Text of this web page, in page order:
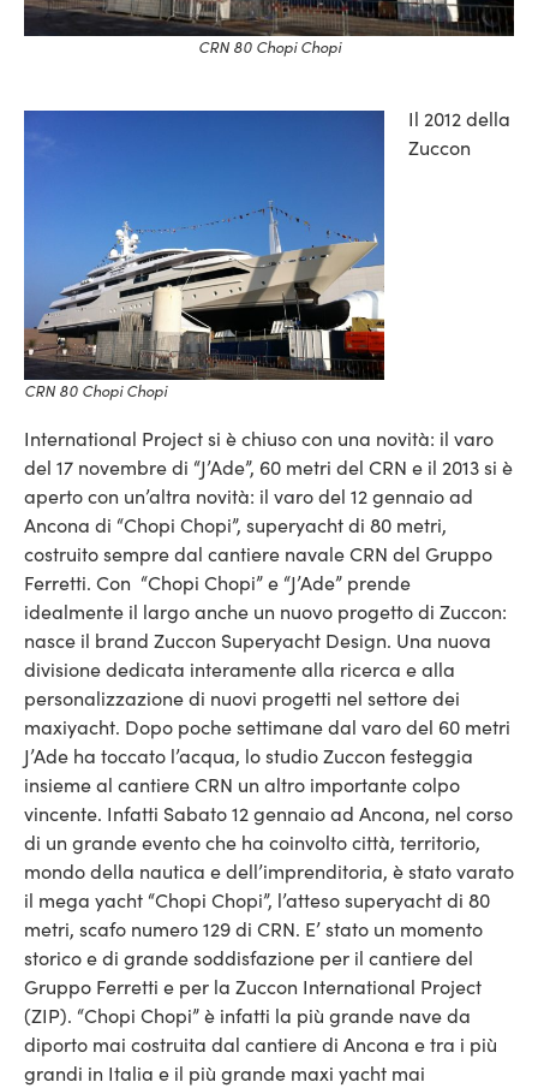
CRN 80 Chopi Chopi
CRN 80 Chopi Chopi
Il 2012 della
Zuccon
International Project si è chiuso con una novità: il varo
del 17 novembre di “J’Ade”, 60 metri del CRN e il 2013 si è
aperto con un’altra novità: il varo del 12 gennaio ad
Ancona di “Chopi Chopi”, superyacht di 80 metri,
costruito sempre dal cantiere navale CRN del Gruppo
Ferretti. Con “Chopi Chopi” e “J’Ade” prende
idealmente il largo anche un nuovo progetto di Zuccon:
nasce il brand Zuccon Superyacht Design. Una nuova
divisione dedicata interamente alla ricerca e alla
personalizzazione di nuovi progetti nel settore dei
maxiyacht. Dopo poche settimane dal varo del 60 metri
J’Ade ha toccato l’acqua, lo studio Zuccon festeggia
insieme al cantiere CRN un altro importante colpo
vincente. Infatti Sabato 12 gennaio ad Ancona, nel corso
di un grande evento che ha coinvolto città, territorio,
mondo della nautica e dell’imprenditoria, è stato varato
il mega yacht “Chopi Chopi”, l’atteso superyacht di 80
metri, scafo numero 129 di CRN. E’ stato un momento
storico e di grande soddisfazione per il cantiere del
Gruppo Ferretti e per la Zuccon International Project
(ZIP). “Chopi Chopi” è infatti la più grande nave da
diporto mai costruita dal cantiere di Ancona e tra i più
grandi in Italia e il più grande maxi yacht mai